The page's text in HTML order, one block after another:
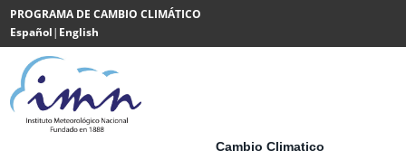
Saltar al contenido
PROGRAMA DE CAMBIO CLIMÁTICO
Español| English
Powered
by
Translate
Cambio Climatico